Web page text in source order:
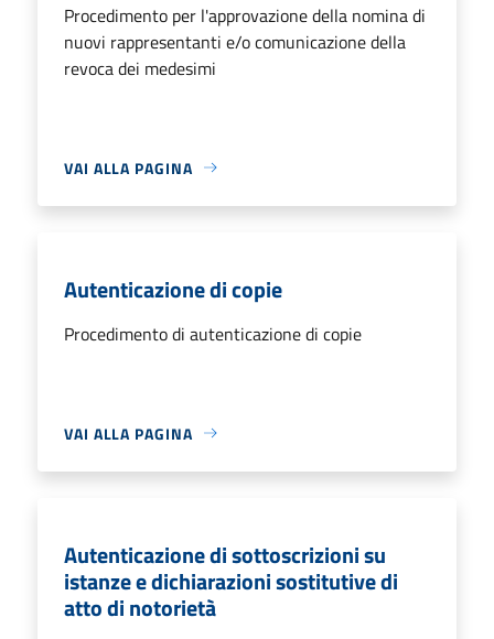
Procedimento per l'approvazione della nomina di
nuovi rappresentanti e/o comunicazione della
revoca dei medesimi
VAI ALLA PAGINA
Autenticazione di copie
Procedimento di autenticazione di copie
VAI ALLA PAGINA
Autenticazione di sottoscrizioni su
istanze e dichiarazioni sostitutive di
atto di notorietà